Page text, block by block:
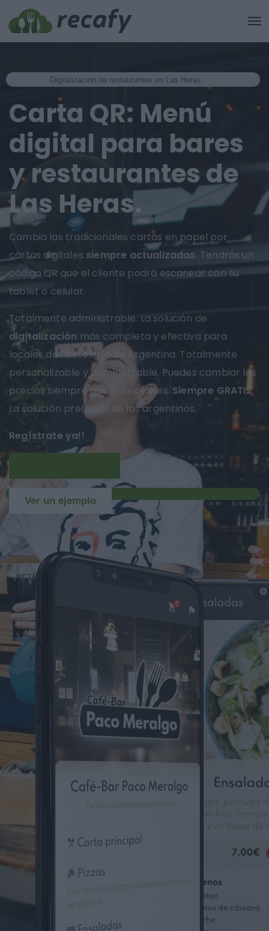
Digitalización de restaurantes en Las Heras.
Carta QR: Menú
digital para bares
y restaurantes de
Las Heras.
Cambia las tradicionales cartas en papel por
cartas digitales siempre actualizadas. Tendrás un
código QR que el cliente podrá escanear con su
tablet o celular.
Totalmente administrable. La solución de
digitalización más completa y efectiva para
locales de hostelería de Argentina. Totalmente
personalizable y administrable. Puedes cambiar los
precios siempre que lo necesites. Siempre GRATIS.
La solución preferida de los argentinos.
Regístrate ya!!
Ver un ejemplo